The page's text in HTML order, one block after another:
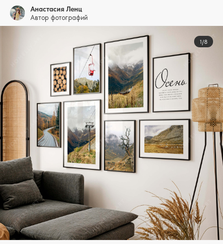
Анастасия Ленц
Автор фотографий
1/8